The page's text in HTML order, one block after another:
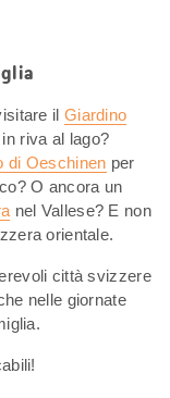
il Giardino
riva al lago?
di Oeschinen per
O ancora un
nel Vallese? E non
orientale.
città svizzere
nelle giornate